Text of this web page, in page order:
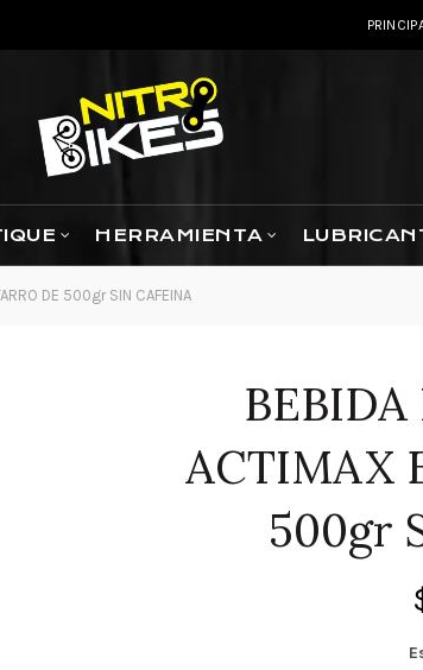
HERRAMIENTA
DE 500gr SIN CAFEINA
ACTIMAX
500gr